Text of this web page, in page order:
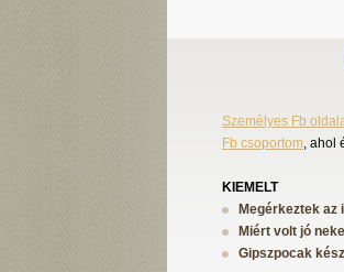
Személyes Fb
Fb csoportom, ahol
KIEMELT
Megérkeztek az
Miért volt jó
Gipszpocak